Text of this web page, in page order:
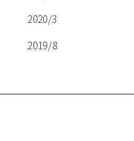
2020/3
2019/8